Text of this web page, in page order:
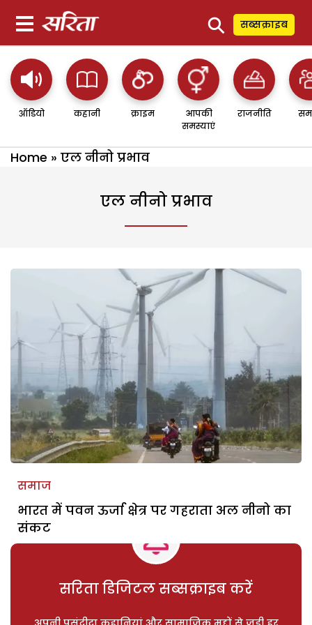
⚲ सब्सक्राइब
ऑडियो कहानी क्राइम
आपकी
समस्याएं
राजनीति
Home » एल नीनो प्रभाव
एल नीनो प्रभाव
समाज
भारत में पवन ऊर्जा क्षेत्र पर गहराता अल नीनो का
संकट
सरिता डिजिटल सब्सक्राइब करें